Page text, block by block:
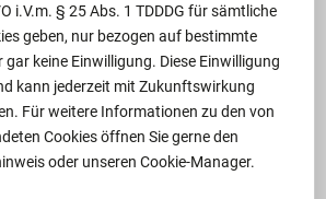
Sie, wie Sie Ihre
optimal
und
Sie von
i.V.m. § 25 Abs. 1 TDDDG für sämtliche
geben, nur bezogen auf bestimmte
gar keine Einwilligung. Diese Einwilligung
kann jederzeit mit Zukunftswirkung
Für weitere Informationen zu den von
Cookies öffnen Sie gerne den
oder unseren Cookie-Manager.